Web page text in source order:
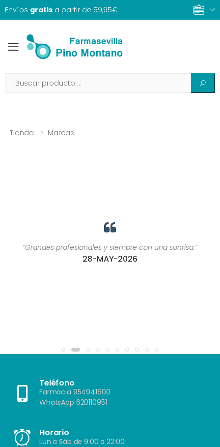
Envíos gratis a partir de 59,95€
Toggle mobile menu
Tienda Marcas
“Grandes profesionales y siempre con una sonrisa.”
28-MAY-2026
Teléfono
Farmacia 954941600
WhatsApp 620110951
Horario
Lun a Sáb de 9:00 a 22:00